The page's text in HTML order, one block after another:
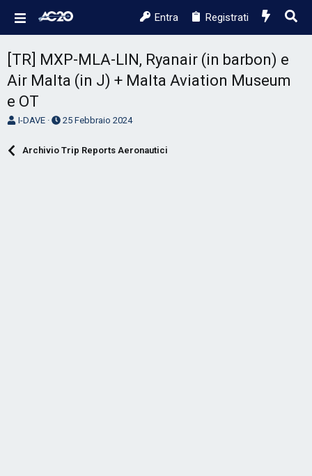
Entra Registrati
[TR] MXP-MLA-LIN, Ryanair (in barbon) e
Air Malta (in J) + Malta Aviation Museum
e OT
A
I-DAVE
D
t
25 Febbraio 2024
Archivio Trip Reports Aeronautici